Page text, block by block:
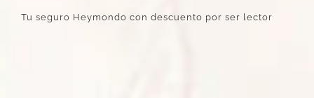
Tu seguro Heymondo con descuento por ser lector